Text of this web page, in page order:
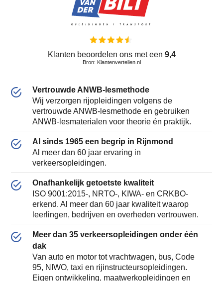
Klanten beoordelen ons met een 9,4
Bron: Klantenvertellen.nl
Vertrouwde ANWB-lesmethode
Wij verzorgen rijopleidingen volgens de
vertrouwde ANWB-lesmethode en gebruiken
ANWB-lesmaterialen voor theorie én praktijk.
Al sinds 1965 een begrip in Rijnmond
Al meer dan 60 jaar ervaring in
verkeersopleidingen.
Onafhankelijk getoetste kwaliteit
ISO 9001:2015-, NRTO-, KIWA- en CRKBO-
erkend. Al meer dan 60 jaar kwaliteit waarop
leerlingen, bedrijven en overheden vertrouwen.
Meer dan 35 verkeersopleidingen onder één
dak
Van auto en motor tot vrachtwagen, bus, Code
95, NIWO, taxi en rijinstructeursopleidingen.
Eigen ontwikkeling, maatwerkopleidingen en